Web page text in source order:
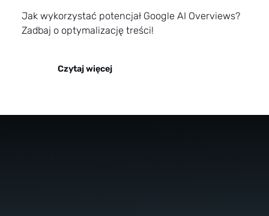
Jak wykorzystać potencjał Google AI Overviews?
Zadbaj o optymalizację treści!
Czytaj więcej